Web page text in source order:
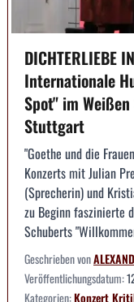
DICHTERLIEBE
Internationale
Spot" im Weißen
Stuttgart
"Goethe und die
Konzerts mit Julian
(Sprecherin) und
zu Beginn faszinierte
Schuberts
Geschrieben von
Veröffentlichungsdatum:
Kategorien:Konzert